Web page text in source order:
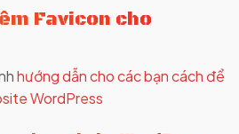
Favicon cho
hướng dẫn cho các bạn cách để
WordPress